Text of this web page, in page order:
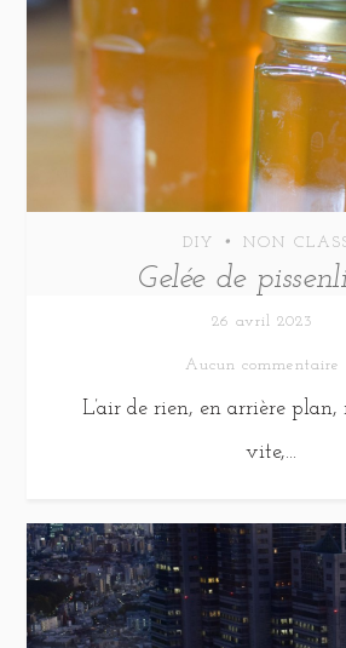
DIY • NON
Gelée de
26 avril 2023
Aucun commentaire
L’air de rien, en arrière plan,
vite,...